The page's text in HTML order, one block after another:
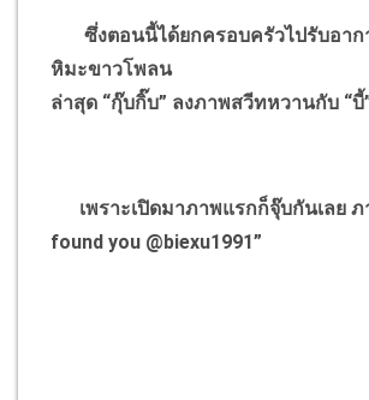
ซึ่งตอนนี้ได้ยกครอบครัวไปรับอากา
หิมะขาวโพลน
ล่าสุด “กุ๊บกิ๊บ” ลงภาพสวีทหวานกับ “บี้
เพราะเปิดมาภาพแรกก็จุ๊บกันเลย ภ
found you @biexu1991”